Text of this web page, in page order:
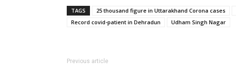
TAGS 25 thousand figure in Uttarakhand Corona cases
Record covid-patient in Dehradun
Udham Singh Nagar
Previous article